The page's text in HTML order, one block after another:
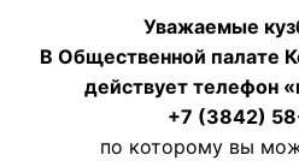
Уважаемые
В Общественной палате
действует телефон
+7 (3842)
по которому вы